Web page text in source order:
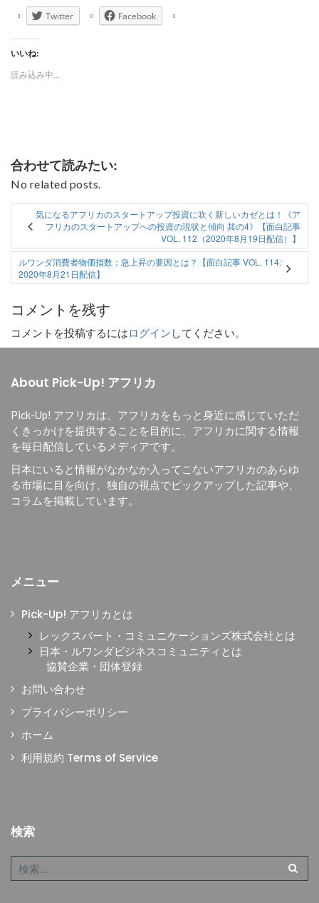
Twitter Facebook
いいね:
読み込み中...
合わせて読みたい:
No related posts.
気になるアフリカのスタートアップ投資に吹く新しいカゼとは！《ア
フリカのスタートアップへの投資の現状と傾向 其の4》【面白記事
VOL. 112（2020年8月19日配信）】
ルワンダ消費者物価指数；急上昇の要因とは？【面白記事 VOL. 114:
2020年8月21日配信】
コメントを残す
コメントを投稿するにはログイン してください。
About Pick-Up! アフリカ
Pick-Up! アフリカは、 アフリカをもっと身近に感じていただ
くきっかけを提供することを目的に、 アフリカに関する情報
を毎日配信しているメディアです。
日本にいると情報がなかなか入ってこないアフリカのあらゆ
る市場に目を向け、独自の視点でピックアップした記事や、
コラムを掲載しています。
メニュー
Pick-Up! アフリカとは
レックスバート・コミュニケーションズ株式会社とは
日本・ルワンダビジネスコミュニティとは
協賛企業・団体登録
お問い合わせ
プライバシーポリシー
ホーム
利用規約 Terms of Service
検索